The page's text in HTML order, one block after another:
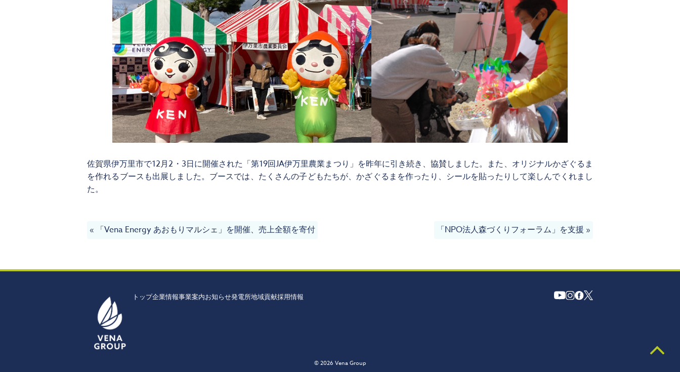
佐賀県伊万里市で12月2・3日に開催された「第19回JA伊万里農業まつり」を昨年に引き続き、協賛しました。また、オリジナルかざぐるま
を作れるブースも出展しました。ブースでは、たくさんの子どもたちが、かざぐるまを作ったり、シールを貼ったりして楽しんでくれまし
た。
« 「Vena Energy あおもりマルシェ」を開催、売上全額を寄付 「NPO法人森づくりフォーラム」を支援 »
トップ企業情報事業案内お知らせ発電所地域貢献採用情報
© 2026 Vena Group